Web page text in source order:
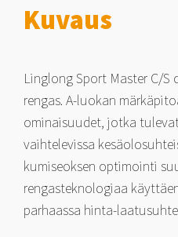
Kuvaus
Linglong Sport Master C/S
rengas. A-luokan
ominaisuudet, jotka
vaihtelevissa
kumiseoksen optimointi
rengasteknologiaa
parhaassa hinta-